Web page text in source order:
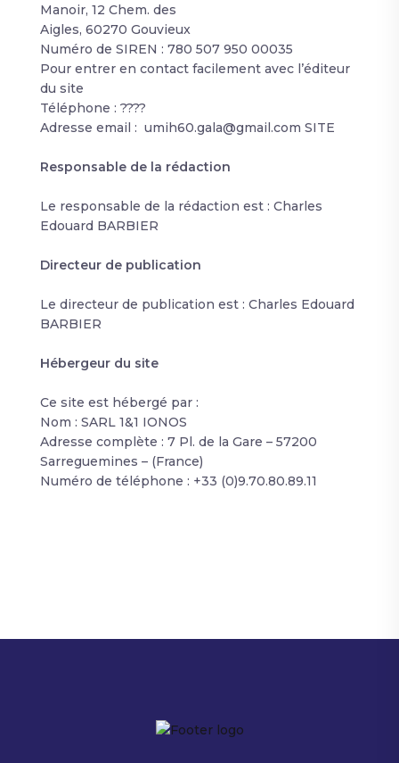
Manoir, 12 Chem. des
Aigles, 60270 Gouvieux
Numéro de SIREN : 780 507 950 00035
Pour entrer en contact facilement avec l’éditeur
du site
Téléphone : ????
Adresse email : umih60.gala@gmail.com SITE
Responsable de la rédaction
Le responsable de la rédaction est : Charles
Edouard BARBIER
Directeur de publication
Le directeur de publication est : Charles Edouard
BARBIER
Hébergeur du site
Ce site est hébergé par :
Nom : SARL 1&1 IONOS
Adresse complète : 7 Pl. de la Gare – 57200
Sarreguemines – (France)
Numéro de téléphone : +33 (0)9.70.80.89.11